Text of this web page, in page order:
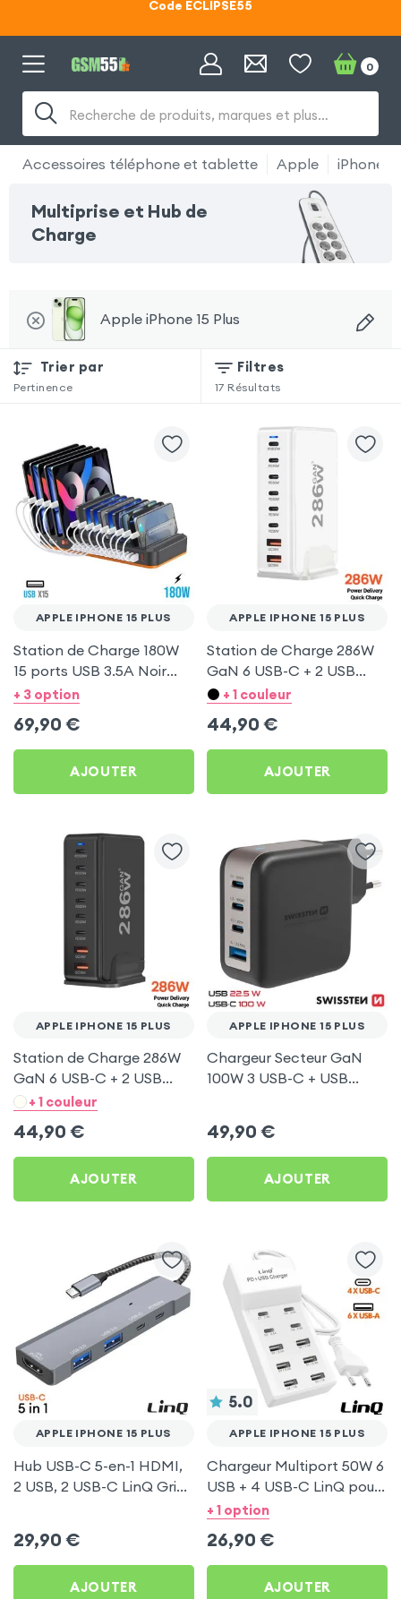
Code ECLIPSE55
Recherche de produits, marques et plus…
0
Accessoires téléphone et tablette Apple iPhone
Multiprise et Hub de
Charge
Apple iPhone 15 Plus
Trier par
Pertinence
Filtres
17 Résultats
APPLE IPHONE 15 PLUS
Station de Charge 180W
15 ports USB 3.5A Noir
pour Apple iPhone 15 Plus
+ 3 option
69,90 €
AJOUTER
APPLE IPHONE 15 PLUS
Station de Charge 286W
GaN 6 USB-C + 2 USB
Blanc pour Apple iPhone
+ 1 couleur
44,90 €
AJOUTER
APPLE IPHONE 15 PLUS
Station de Charge 286W
GaN 6 USB-C + 2 USB
Noir pour Apple iPhone 15
+ 1 couleur
44,90 €
AJOUTER
APPLE IPHONE 15 PLUS
Chargeur Secteur GaN
100W 3 USB-C + USB
49,90 €
AJOUTER
APPLE IPHONE 15 PLUS
Hub USB-C 5-en-1 HDMI,
2 USB, 2 USB-C LinQ Gris
29,90 €
AJOUTER
5.0
APPLE IPHONE 15 PLUS
Chargeur Multiport 50W 6
USB + 4 USB-C LinQ pour
Apple iPhone 15 Plus
+ 1 option
26,90 €
AJOUTER